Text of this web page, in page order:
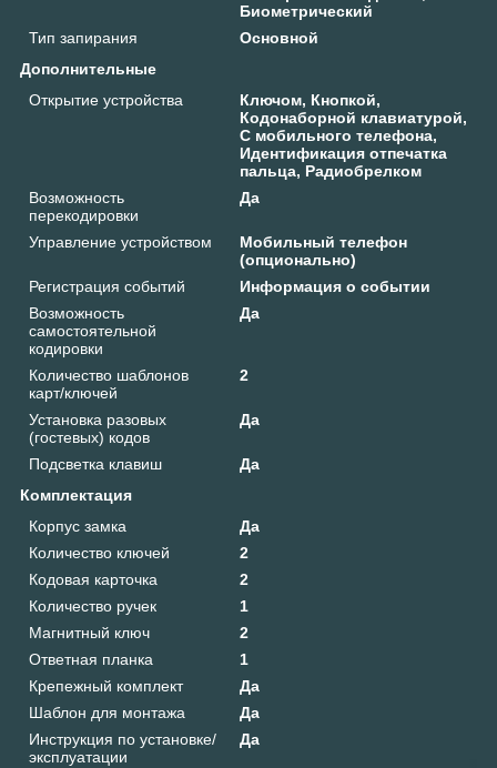
Биометрический
Тип запирания
Основной
Дополнительные
Открытие устройства
Ключом, Кнопкой,
Кодонаборной клавиатурой,
С мобильного телефона,
Идентификация отпечатка
пальца, Радиобрелком
Возможность
перекодировки
Да
Управление устройством
Мобильный телефон
(опционально)
Регистрация событий
Информация о событии
Возможность
самостоятельной
кодировки
Да
Количество шаблонов
карт/ключей
2
Установка разовых
(гостевых) кодов
Да
Подсветка клавиш
Да
Комплектация
Корпус замка
Да
Количество ключей
2
Кодовая карточка
2
Количество ручек
1
Магнитный ключ
2
Ответная планка
1
Крепежный комплект
Да
Шаблон для монтажа
Да
Инструкция по установке/
эксплуатации
Да